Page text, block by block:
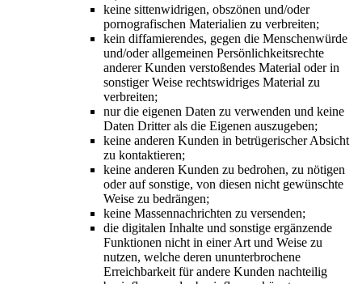
keine sittenwidrigen, obszönen und/oder
pornografischen Materialien zu verbreiten;
kein diffamierendes, gegen die Menschenwürde
und/oder allgemeinen Persönlichkeitsrechte
anderer Kunden verstoßendes Material oder in
sonstiger Weise rechtswidriges Material zu
verbreiten;
nur die eigenen Daten zu verwenden und keine
Daten Dritter als die Eigenen auszugeben;
keine anderen Kunden in betrügerischer Absicht
zu kontaktieren;
keine anderen Kunden zu bedrohen, zu nötigen
oder auf sonstige, von diesen nicht gewünschte
Weise zu bedrängen;
keine Massennachrichten zu versenden;
die digitalen Inhalte und sonstige ergänzende
Funktionen nicht in einer Art und Weise zu
nutzen, welche deren ununterbrochene
Erreichbarkeit für andere Kunden nachteilig